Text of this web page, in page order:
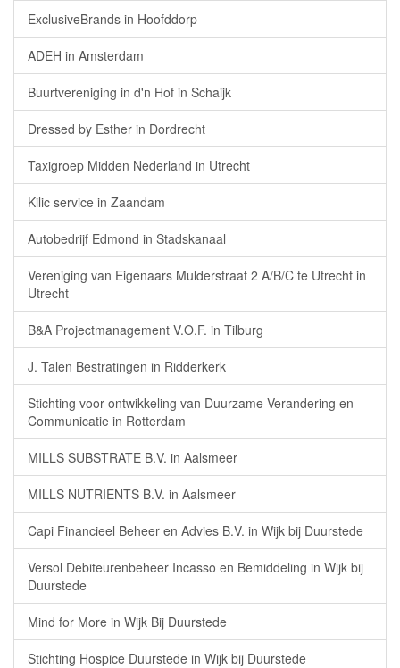
ExclusiveBrands in Hoofddorp
ADEH in Amsterdam
Buurtvereniging in d'n Hof in Schaijk
Dressed by Esther in Dordrecht
Taxigroep Midden Nederland in Utrecht
Kilic service in Zaandam
Autobedrijf Edmond in Stadskanaal
Vereniging van Eigenaars Mulderstraat 2 A/B/C te Utrecht in
Utrecht
B&A Projectmanagement V.O.F. in Tilburg
J. Talen Bestratingen in Ridderkerk
Stichting voor ontwikkeling van Duurzame Verandering en
Communicatie in Rotterdam
MILLS SUBSTRATE B.V. in Aalsmeer
MILLS NUTRIENTS B.V. in Aalsmeer
Capi Financieel Beheer en Advies B.V. in Wijk bij Duurstede
Versol Debiteurenbeheer Incasso en Bemiddeling in Wijk bij
Duurstede
Mind for More in Wijk Bij Duurstede
Stichting Hospice Duurstede in Wijk bij Duurstede